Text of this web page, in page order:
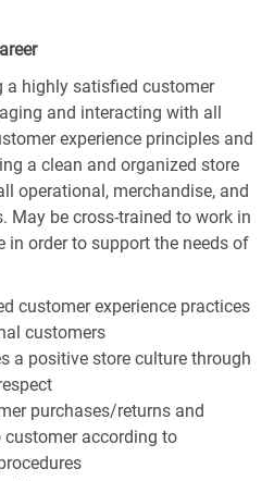
a highly satisfied customer
and interacting with all
experience principles and
a clean and organized store
operational, merchandise, and
May be cross-trained to work in
in order to support the needs of
customer experience practices
customers
a positive store culture through
purchases/returns and
according to